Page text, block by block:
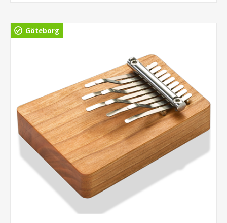
Göteborg